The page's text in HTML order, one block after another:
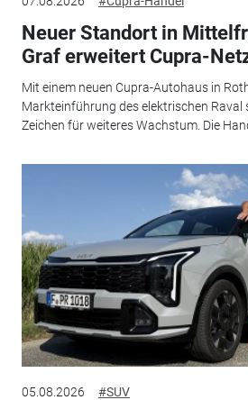
Neuer Standort in
Graf erweitert Cupra-
Mit einem neuen Cupra-Autohaus in
Markteinführung des elektrischen Raval
Zeichen für weiteres Wachstum. Die
05.08.2026 #SUV